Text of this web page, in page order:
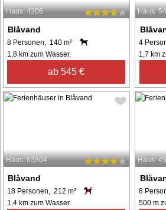
Haus: 4306
Blåvand
8 Personen, 140 m²
1,8 km zum Wasser.
ab 545 €
Haus:
4
1,7 km
Haus: 63804
Blåvand
18 Personen, 212 m²
1,4 km zum Wasser.
Haus:
8
500 m